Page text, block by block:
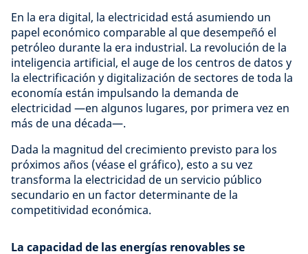
En la era digital, la electricidad está asumiendo un
papel económico comparable al que desempeñó el
petróleo durante la era industrial. La revolución de la
inteligencia artificial, el auge de los centros de datos y
la electrificación y digitalización de sectores de toda la
economía están impulsando la demanda de
electricidad —en algunos lugares, por primera vez en
más de una década—.
Dada la magnitud del crecimiento previsto para los
próximos años (véase el gráfico), esto a su vez
transforma la electricidad de un servicio público
secundario en un factor determinante de la
competitividad económica.
La capacidad de las energías renovables se